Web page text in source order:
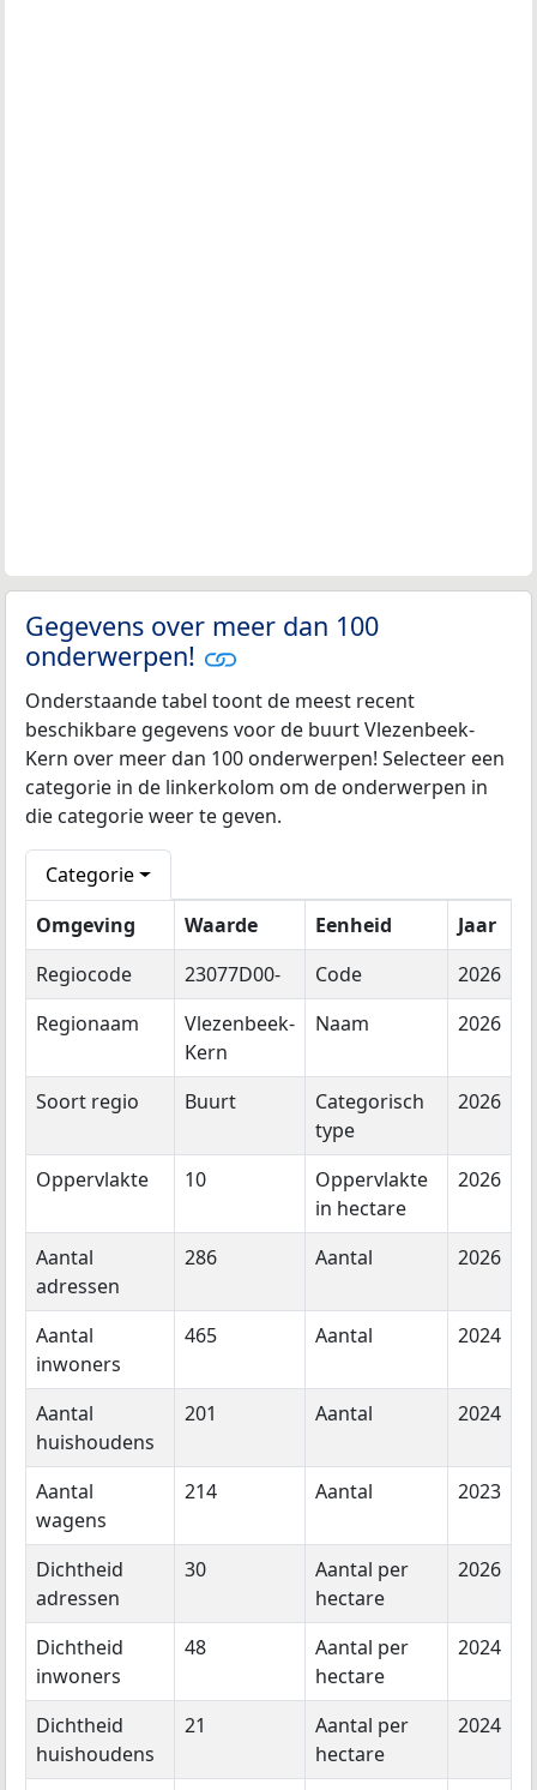
Gegevens over meer dan 100
onderwerpen!
Onderstaande tabel toont de meest recent
beschikbare gegevens voor de buurt Vlezenbeek-
Kern over meer dan 100 onderwerpen! Selecteer een
categorie in de linkerkolom om de onderwerpen in
die categorie weer te geven.
Categorie
Omgeving
Waarde Eenheid
Jaar
Regiocode
23077D00- Code
2026
Regionaam
Vlezenbeek-
Kern
Naam 2026
Soort regio Buurt
Categorisch
type
2026
Oppervlakte 10
Oppervlakte
in hectare
2026
Aantal
adressen
286 Aantal 2026
Aantal
inwoners
465 Aantal 2024
Aantal
huishoudens
201 Aantal 2024
Aantal
wagens
214 Aantal 2023
Dichtheid
adressen
30
Aantal per
hectare
2026
Dichtheid
inwoners
48
Aantal per
hectare
2024
Dichtheid
huishoudens
21
Aantal per
hectare
2024